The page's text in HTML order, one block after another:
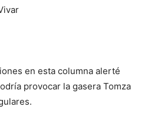
en esta columna alerté
provocar la gasera Tomza